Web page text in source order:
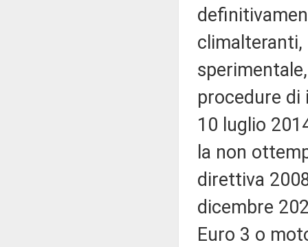
climalteranti,
procedure
10 luglio
la non
direttiva
dicembre
Euro 3 o